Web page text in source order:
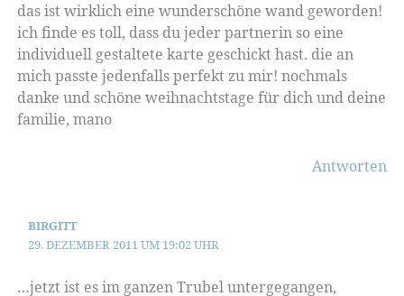
das ist wirklich eine wunderschöne wand geworden!
ich finde es toll, dass du jeder partnerin so eine
individuell gestaltete karte geschickt hast. die an
mich passte jedenfalls perfekt zu mir! nochmals
danke und schöne weihnachtstage für dich und deine
familie, mano
Antworten
BIRGITT
29. DEZEMBER 2011 UM 19:02 UHR
…jetzt ist es im ganzen Trubel untergegangen,